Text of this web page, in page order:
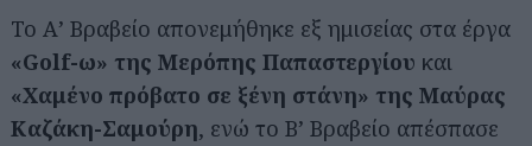
Το Α’ Βραβείο απονεμήθηκε εξ ημισείας στα έργα
«Golf-ω» της Μερόπης Παπαστεργίου και
«Χαμένο πρόβατο σε ξένη στάνη» της Μαύρας
Καζάκη-Σαμούρη, ενώ το Β’ Βραβείο απέσπασε